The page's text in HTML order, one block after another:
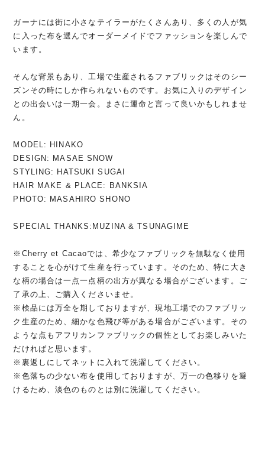
ガーナには街に小さなテイラーがたくさんあり、多くの人が気
に入った布を選んでオーダーメイドでファッションを楽しんで
います。
そんな背景もあり、工場で生産されるファブリックはそのシー
ズンその時にしか作られないものです。お気に入りのデザイン
との出会いは一期一会。まさに運命と言って良いかもしれませ
ん。
MODEL: HINAKO
DESIGN: MASAE SNOW
STYLING: HATSUKI SUGAI
HAIR MAKE & PLACE: BANKSIA
PHOTO: MASAHIRO SHONO
SPECIAL THANKS:MUZINA & TSUNAGIME
※Cherry et Cacaoでは、希少なファブリックを無駄なく使用
することを心がけて生産を行っています。そのため、特に大き
な柄の場合は一点一点柄の出方が異なる場合がございます。ご
了承の上、ご購入くださいませ。
※検品には万全を期しておりますが、現地工場でのファブリッ
ク生産のため、細かな色飛び等がある場合がございます。その
ような点もアフリカンファブリックの個性としてお楽しみいた
だければと思います。
※裏返しにしてネットに入れて洗濯してください。
※色落ちの少ない布を使用しておりますが、万一の色移りを避
けるため、淡色のものとは別に洗濯してください。